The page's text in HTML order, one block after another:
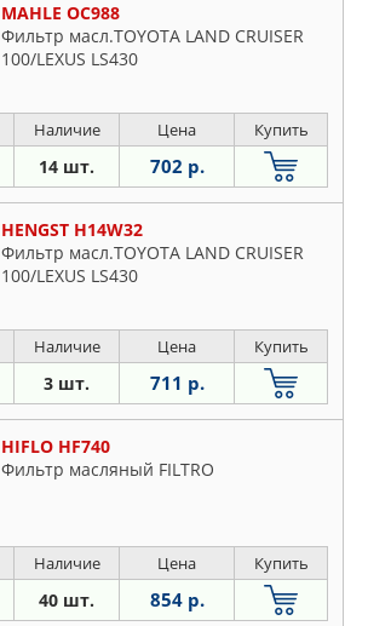
MAHLE OC988
Фильтр масл.TOYOTA LAND CRUISER
100/LEXUS LS430
Наличие Цена Купить
14 шт. 702 р.
HENGST H14W32
Фильтр масл.TOYOTA LAND CRUISER
100/LEXUS LS430
Наличие Цена Купить
3 шт. 711 р.
HIFLO HF740
Фильтр масляный FILTRO
Наличие Цена Купить
40 шт. 854 р.